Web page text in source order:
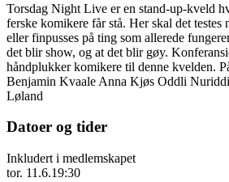
Torsdag Night Live er en stand-up-kveld
ferske komikere får stå. Her skal det testes
eller finpusses på ting som allerede
det blir show, og at det blir gøy.
håndplukker komikere til denne kvelden.
Benjamin Kvaale Anna Kjøs Oddli
Løland
Datoer og tider
Inkludert i medlemskapet
tor. 11.6.19:30